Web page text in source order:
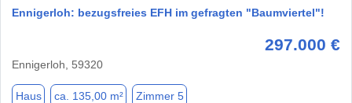
Ennigerloh: bezugsfreies EFH im gefragten "Baumviertel"!
297.000 €
Ennigerloh, 59320
Haus ca. 135,00 m² Zimmer 5